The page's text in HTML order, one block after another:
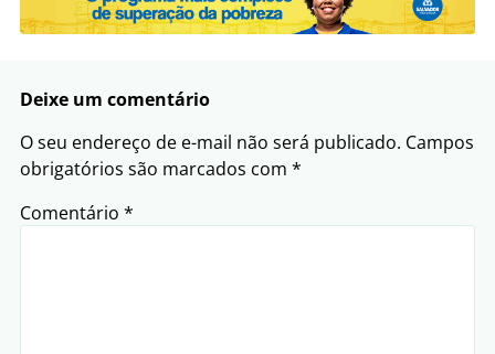
Deixe um comentário
O seu endereço de e-mail não será publicado. Campos
obrigatórios são marcados com *
Comentário *